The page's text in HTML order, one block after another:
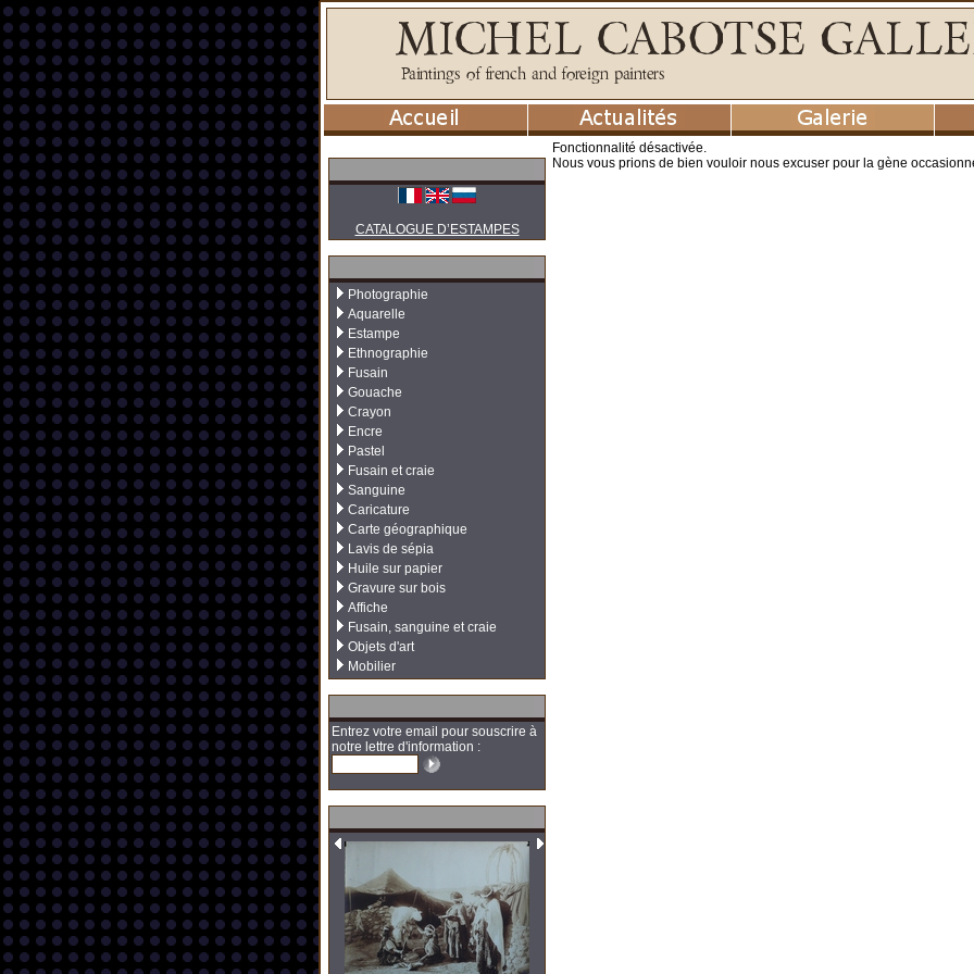
CATALOGUE D’ESTAMPES
Photographie
Aquarelle
Estampe
Ethnographie
Fusain
Gouache
Crayon
Encre
Pastel
Fusain et craie
Sanguine
Caricature
Carte géographique
Lavis de sépia
Huile sur papier
Gravure sur bois
Affiche
Fusain, sanguine et craie
Objets d'art
Mobilier
Entrez votre email pour souscrire à
notre lettre d'information :
Fonctionnalité désactivée.
Nous vous prions de bien vouloir nous excuser pour la gène